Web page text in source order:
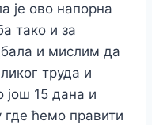
је ово напорна
тако и за
и мислим да
труда и
још 15 дана и
где ћемо правити